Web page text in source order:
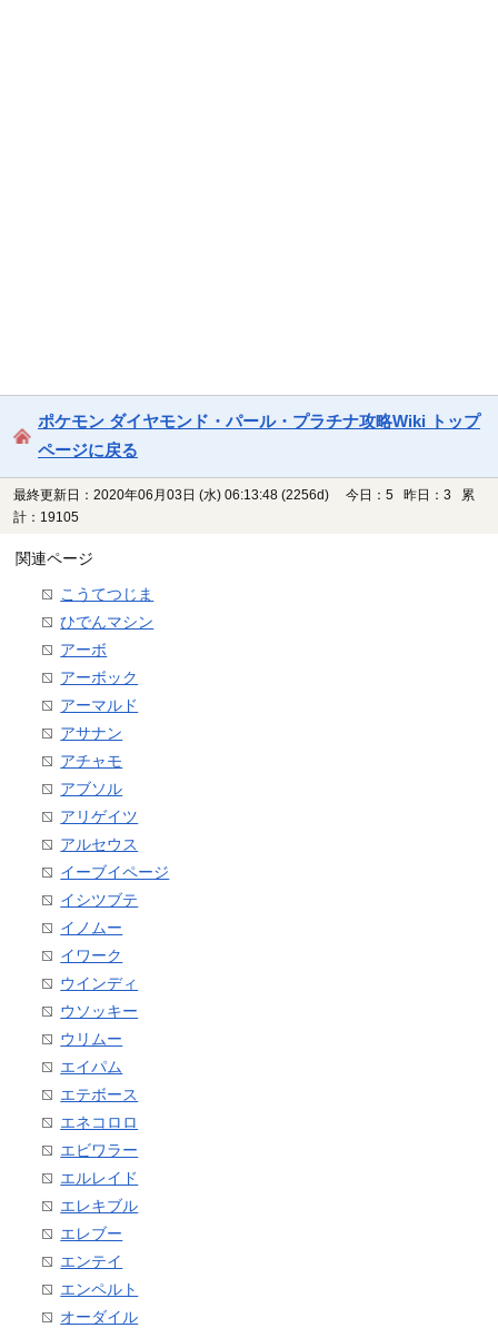
ポケモン ダイヤモンド・パール・プラチナ攻略Wiki トップ
ページに戻る
最終更新日：2020年06月03日 (水) 06:13:48 (2256d)
今日：5 昨日：3 累
計：19105
関連ページ
こうてつじま
ひでんマシン
アーボ
アーボック
アーマルド
アサナン
アチャモ
アブソル
アリゲイツ
アルセウス
イーブイページ
イシツブテ
イノムー
イワーク
ウインディ
ウソッキー
ウリムー
エイパム
エテボース
エネコロロ
エビワラー
エルレイド
エレキブル
エレブー
エンテイ
エンペルト
オーダイル